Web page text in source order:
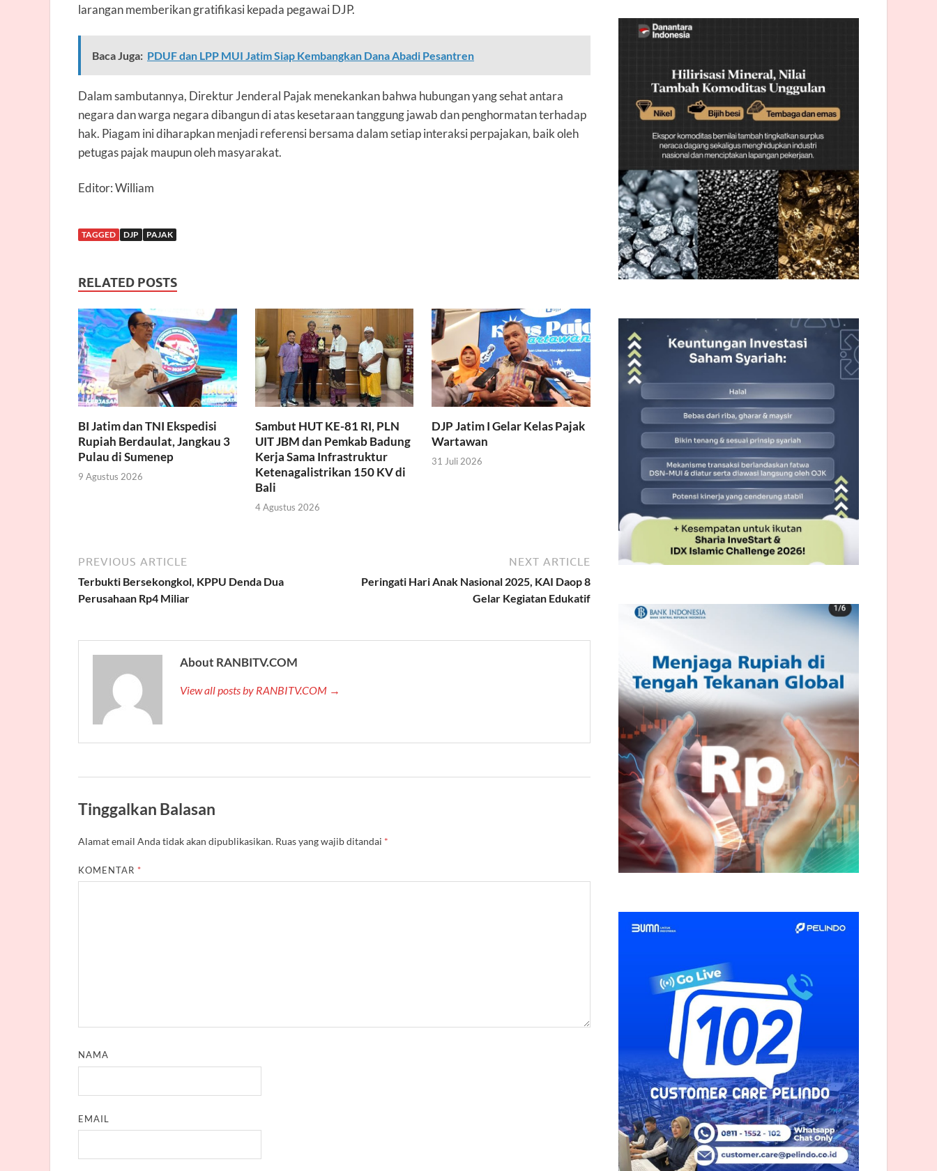
larangan memberikan gratifikasi kepada pegawai DJP.
Baca Juga: PDUF dan LPP MUI Jatim Siap Kembangkan Dana Abadi Pesantren
Dalam sambutannya, Direktur Jenderal Pajak menekankan bahwa hubungan yang sehat antara
negara dan warga negara dibangun di atas kesetaraan tanggung jawab dan penghormatan terhadap
hak. Piagam ini diharapkan menjadi referensi bersama dalam setiap interaksi perpajakan, baik oleh
petugas pajak maupun oleh masyarakat.
Editor: William
TAGGED DJP PAJAK
RELATED POSTS
BI Jatim dan TNI Ekspedisi
Rupiah Berdaulat, Jangkau 3
Pulau di Sumenep
9 Agustus 2026
Sambut HUT KE-81 RI, PLN
UIT JBM dan Pemkab Badung
Kerja Sama Infrastruktur
Ketenagalistrikan 150 KV di
Bali
4 Agustus 2026
DJP Jatim I Gelar Kelas Pajak
Wartawan
31 Juli 2026
PREVIOUS ARTICLE
Terbukti Bersekongkol, KPPU Denda Dua
Perusahaan Rp4 Miliar
NEXT ARTICLE
Peringati Hari Anak Nasional 2025, KAI Daop 8
Gelar Kegiatan Edukatif
About RANBITV.COM
View all posts by RANBITV.COM →
Tinggalkan Balasan
Alamat email Anda tidak akan dipublikasikan. Ruas yang wajib ditandai *
KOMENTAR *
NAMA
EMAIL